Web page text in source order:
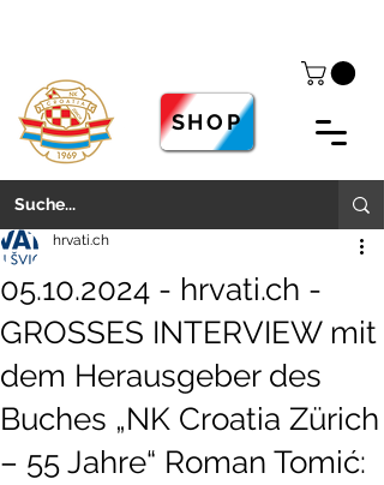
SHOP
05.10.2024 - hrvati.ch -
GROSSES INTERVIEW mit
dem Herausgeber des
Buches „NK Croatia Zürich
– 55 Jahre“ Roman Tomić:
hrvati.ch